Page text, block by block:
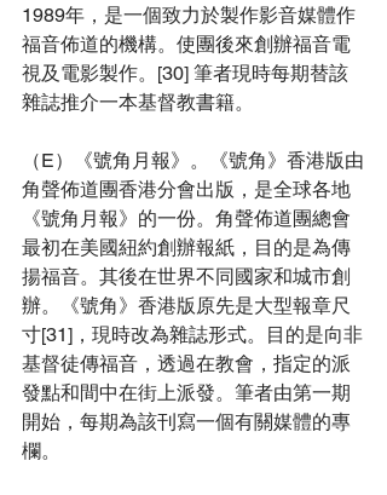
1989年，是一個致力於製作影音媒體作
福音佈道的機構。使團後來創辦福音電
視及電影製作。[30] 筆者現時每期替該
雜誌推介一本基督教書籍。
（E）《號角月報》。《號角》香港版由
角聲佈道團香港分會出版，是全球各地
《號角月報》的一份。角聲佈道團總會
最初在美國紐約創辦報紙，目的是為傳
揚福音。其後在世界不同國家和城市創
辦。《號角》香港版原先是大型報章尺
寸[31]，現時改為雜誌形式。目的是向非
基督徒傳福音，透過在教會，指定的派
發點和間中在街上派發。筆者由第一期
開始，每期為該刊寫一個有關媒體的專
欄。